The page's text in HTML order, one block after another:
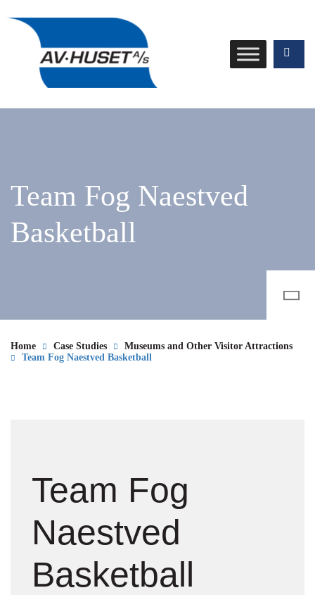
Team Fog Naestved
Basketball
Home Case Studies
Museums and Other Visitor Attractions
Team Fog Naestved Basketball
Team Fog
Naestved
Basketball